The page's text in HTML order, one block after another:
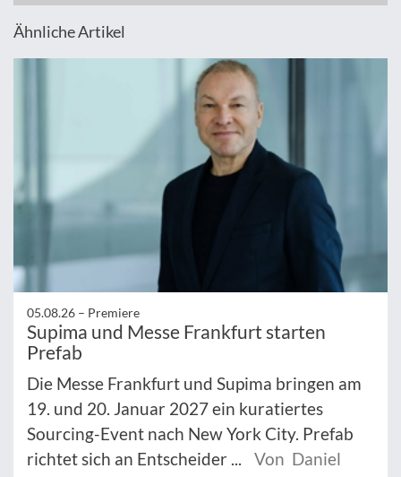
Ähnliche Artikel
05.08.26 – Premiere
Supima und Messe Frankfurt starten
Prefab
Die Messe Frankfurt und Supima bringen am
19. und 20. Januar 2027 ein kuratiertes
Sourcing-Event nach New York City. Prefab
richtet sich an Entscheider ...
Von Daniel